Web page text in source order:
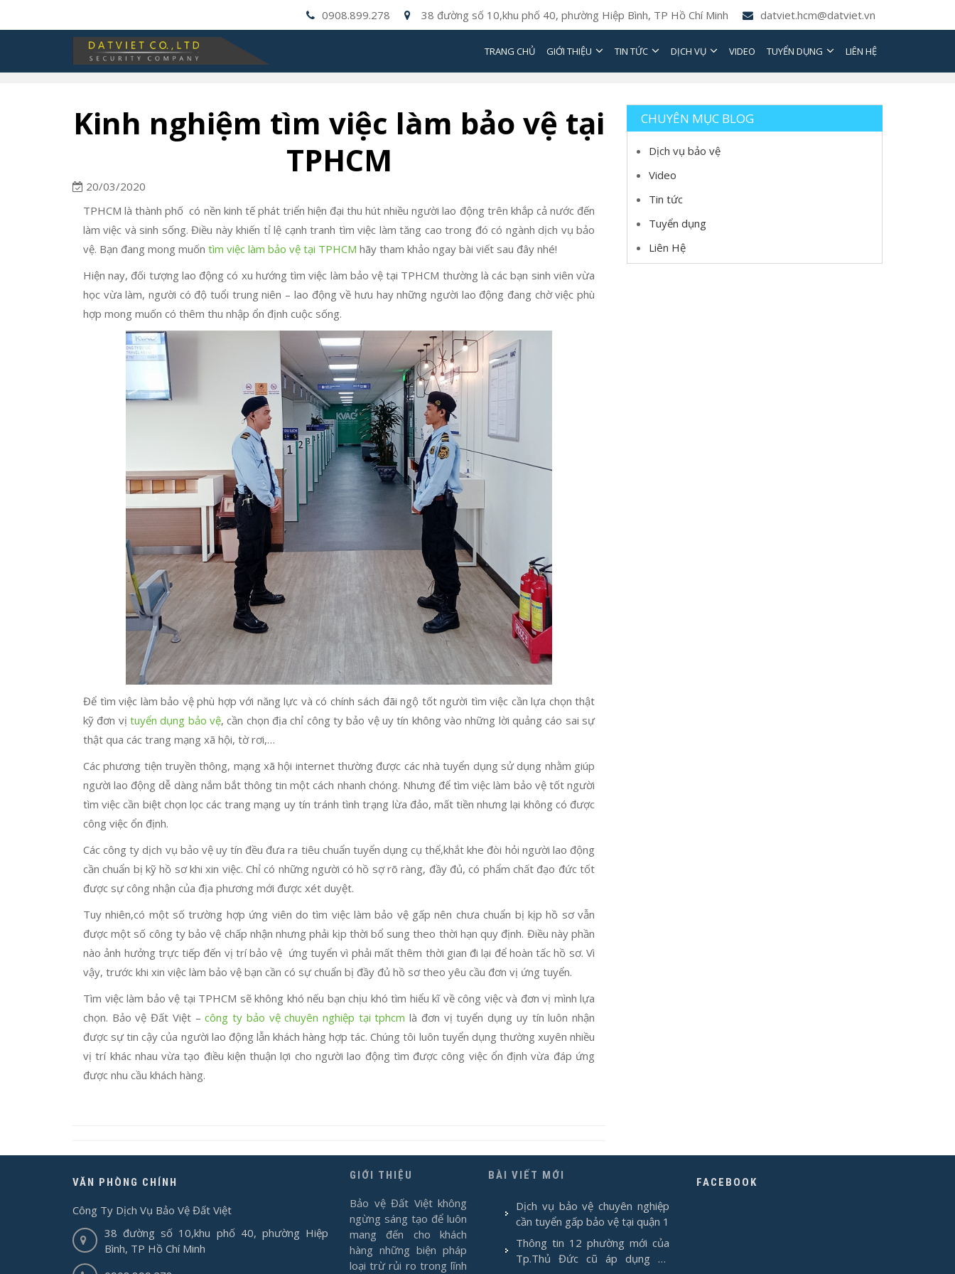
0908.899.278 38 đường số 10,khu phố 40, phường Hiệp Bình, TP Hồ Chí Minh datviet.hcm@datviet.vn
TRANG CHỦ GIỚI THIỆU TIN TỨC DỊCH VỤ VIDEO TUYỂN DỤNG LIÊN HỆ
Kinh nghiệm tìm việc làm bảo vệ tại
TPHCM
20/03/2020
TPHCM là thành phố có nền kinh tế phát triển hiện đại thu hút nhiều người lao động trên khắp cả nước đến
làm việc và sinh sống. Điều này khiến tỉ lệ cạnh tranh tìm việc làm tăng cao trong đó có ngành dịch vụ bảo
vệ. Bạn đang mong muốn tìm việc làm bảo vệ tại TPHCM hãy tham khảo ngay bài viết sau đây nhé!
Hiện nay, đối tượng lao động có xu hướng tìm việc làm bảo vệ tại TPHCM thường là các bạn sinh viên vừa
học vừa làm, người có độ tuổi trung niên – lao động về hưu hay những người lao động đang chờ việc phù
hợp mong muốn có thêm thu nhập ổn định cuộc sống.
Để tìm việc làm bảo vệ phù hợp với năng lực và có chính sách đãi ngộ tốt người tìm việc cần lựa chọn thật
kỹ đơn vị tuyển dụng bảo vệ, cần chọn địa chỉ công ty bảo vệ uy tín không vào những lời quảng cáo sai sự
thật qua các trang mạng xã hội, tờ rơi,…
Các phương tiện truyền thông, mạng xã hội internet thường được các nhà tuyển dụng sử dụng nhằm giúp
người lao động dễ dàng nắm bắt thông tin một cách nhanh chóng. Nhưng để tìm việc làm bảo vệ tốt người
tìm việc cần biệt chọn lọc các trang mạng uy tín tránh tình trạng lừa đảo, mất tiền nhưng lại không có được
công việc ổn định.
Các công ty dịch vụ bảo vệ uy tín đều đưa ra tiêu chuẩn tuyển dụng cụ thể,khắt khe đòi hỏi người lao động
cần chuẩn bị kỹ hồ sơ khi xin việc. Chỉ có những người có hồ sợ rõ ràng, đầy đủ, có phẩm chất đạo đức tốt
được sự công nhận của địa phương mới được xét duyệt.
Tuy nhiên,có một số trường hợp ứng viên do tìm việc làm bảo vệ gấp nên chưa chuẩn bị kịp hồ sơ vẫn
được một số công ty bảo vệ chấp nhận nhưng phải kịp thời bổ sung theo thời hạn quy định. Điều này phần
nào ảnh hưởng trực tiếp đến vị trí bảo vệ ứng tuyển vì phải mất thêm thời gian đi lại để hoàn tấc hồ sơ. Vì
vậy, trước khi xin việc làm bảo vệ bạn cần có sự chuẩn bị đầy đủ hồ sơ theo yêu cầu đơn vị ứng tuyển.
Tìm việc làm bảo vệ tại TPHCM sẽ không khó nếu bạn chịu khó tìm hiểu kĩ về công việc và đơn vị mình lựa
chọn. Bảo vệ Đất Việt –công ty bảo vệ chuyên nghiệp tại tphcm là đơn vị tuyển dụng uy tín luôn nhận
được sự tin cậy của người lao động lẫn khách hàng hợp tác. Chúng tôi luôn tuyển dụng thường xuyên nhiều
vị trí khác nhau vừa tạo điều kiện thuận lợi cho người lao động tìm được công việc ổn định vừa đáp ứng
được nhu cầu khách hàng.
CHUYÊN MỤC BLOG
Dịch vụ bảo vệ
Video
Tin tức
Tuyển dụng
Liên Hệ
VĂN PHÒNG CHÍNH
Công Ty Dịch Vụ Bảo Vệ Đất Việt
38 đường số 10,khu phố 40, phường Hiệp
Bình, TP Hồ Chí Minh
GIỚI THIỆU
Bảo vệ Đất Việt không
ngừng sáng tạo để luôn
mang đến cho khách
hàng những biện pháp
loại trừ rủi ro trong lĩnh
BÀI VIẾT MỚI
Dịch vụ bảo vệ chuyên nghiệp
cần tuyển gấp bảo vệ tại quận 1
Thông tin 12 phường mới của
Tp.Thủ Đức cũ áp dụng từ
FACEBOOK